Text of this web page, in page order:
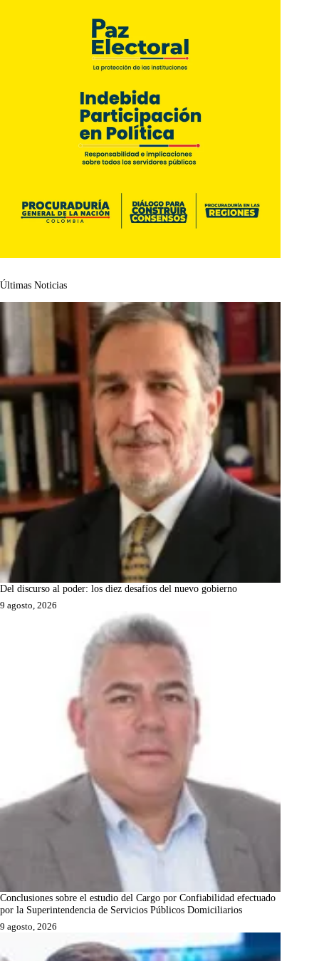
Últimas Noticias
Del discurso al poder: los diez desafíos del nuevo gobierno
9 agosto, 2026
Conclusiones sobre el estudio del Cargo por Confiabilidad efectuado
por la Superintendencia de Servicios Públicos Domiciliarios
9 agosto, 2026